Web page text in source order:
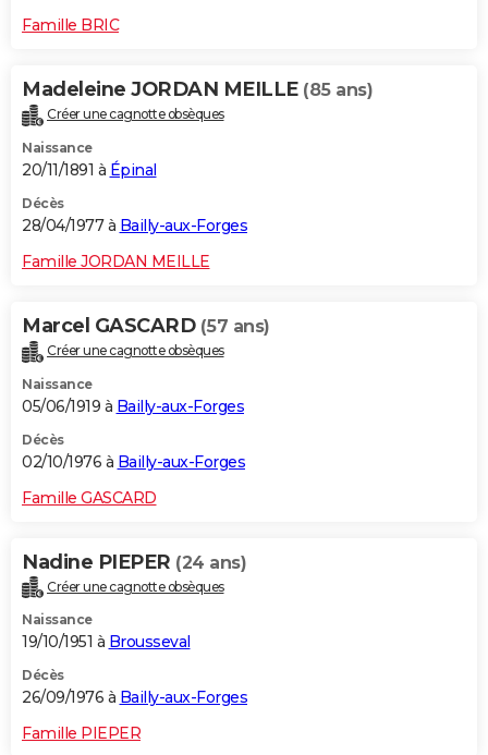
Famille BRIC
Madeleine JORDAN MEILLE (85 ans)
Créer une cagnotte obsèques
Naissance
20/11/1891 à Épinal
Décès
28/04/1977 à Bailly-aux-Forges
Famille JORDAN MEILLE
Marcel GASCARD (57 ans)
Créer une cagnotte obsèques
Naissance
05/06/1919 à Bailly-aux-Forges
Décès
02/10/1976 à Bailly-aux-Forges
Famille GASCARD
Nadine PIEPER (24 ans)
Créer une cagnotte obsèques
Naissance
19/10/1951 à Brousseval
Décès
26/09/1976 à Bailly-aux-Forges
Famille PIEPER